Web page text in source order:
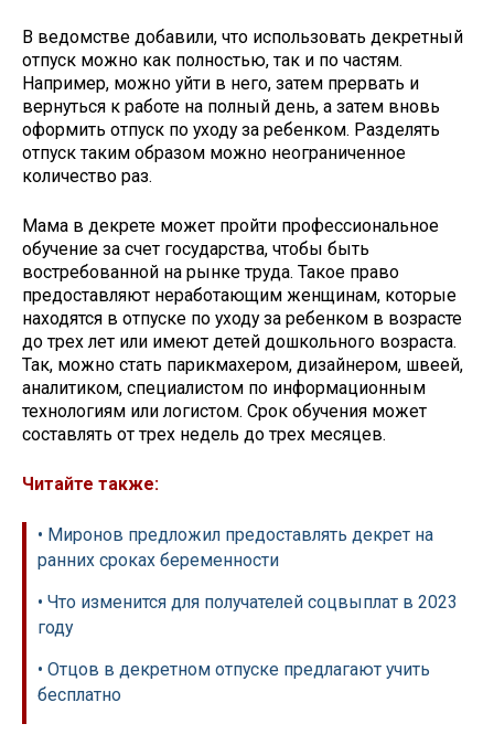
В ведомстве добавили, что использовать декретный
отпуск можно как полностью, так и по частям.
Например, можно уйти в него, затем прервать и
вернуться к работе на полный день, а затем вновь
оформить отпуск по уходу за ребенком. Разделять
отпуск таким образом можно неограниченное
количество раз.
Мама в декрете может пройти профессиональное
обучение за счет государства, чтобы быть
востребованной на рынке труда. Такое право
предоставляют неработающим женщинам, которые
находятся в отпуске по уходу за ребенком в возрасте
до трех лет или имеют детей дошкольного возраста.
Так, можно стать парикмахером, дизайнером, швеей,
аналитиком, специалистом по информационным
технологиям или логистом. Срок обучения может
составлять от трех недель до трех месяцев.
Читайте также:
• Миронов предложил предоставлять декрет на
ранних сроках беременности
• Что изменится для получателей соцвыплат в 2023
году
• Отцов в декретном отпуске предлагают учить
бесплатно